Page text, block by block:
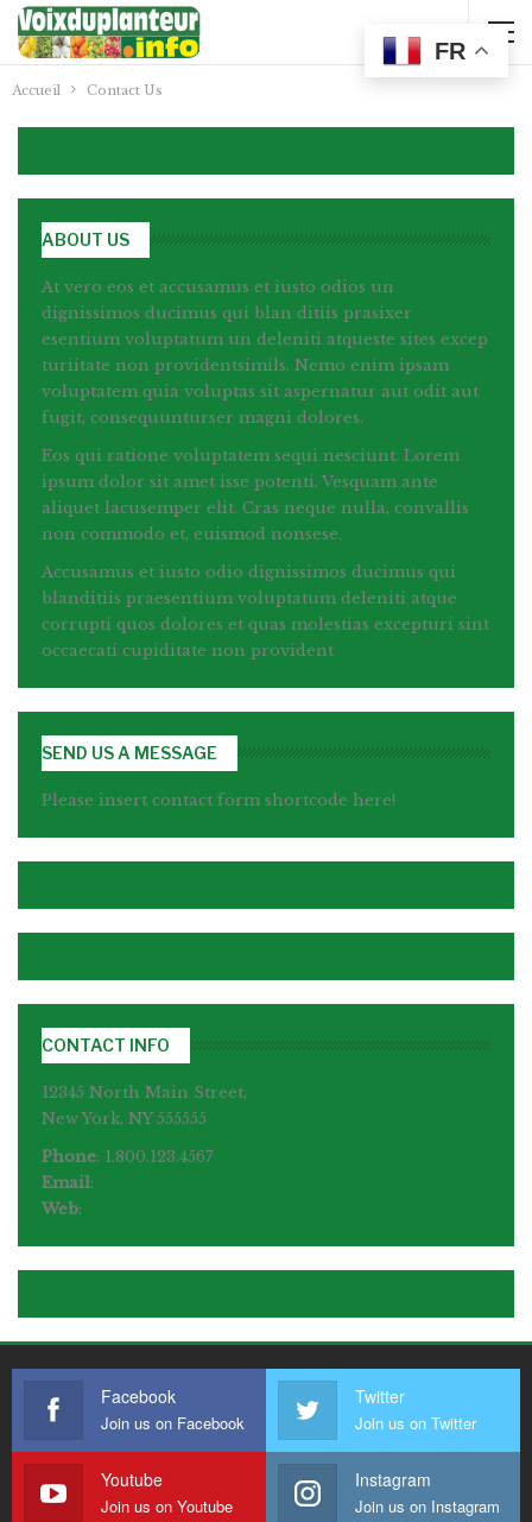
Accueil Contact Us
ABOUT US
At vero eos et accusamus et iusto odios un
dignissimos ducimus qui blan ditiis prasixer
esentium voluptatum un deleniti atqueste sites excep
turiitate non providentsimils. Nemo enim ipsam
voluptatem quia voluptas sit aspernatur aut odit aut
fugit, consequunturser magni dolores.
Eos qui ratione voluptatem sequi nesciunt. Lorem
ipsum dolor sit amet isse potenti. Vesquam ante
aliquet lacusemper elit. Cras neque nulla, convallis
non commodo et, euismod nonsese.
Accusamus et iusto odio dignissimos ducimus qui
blanditiis praesentium voluptatum deleniti atque
corrupti quos dolores et quas molestias excepturi sint
occaecati cupiditate non provident
SEND US A MESSAGE
Please insert contact form shortcode here!
CONTACT INFO
12345 North Main Street,
New York, NY 555555
Phone: 1.800.123.4567
Email:
Web:
Facebook
Join us on Facebook
Twitter
Join us on Twitter
Youtube
Join us on Youtube
Instagram
Join us on Instagram
FR